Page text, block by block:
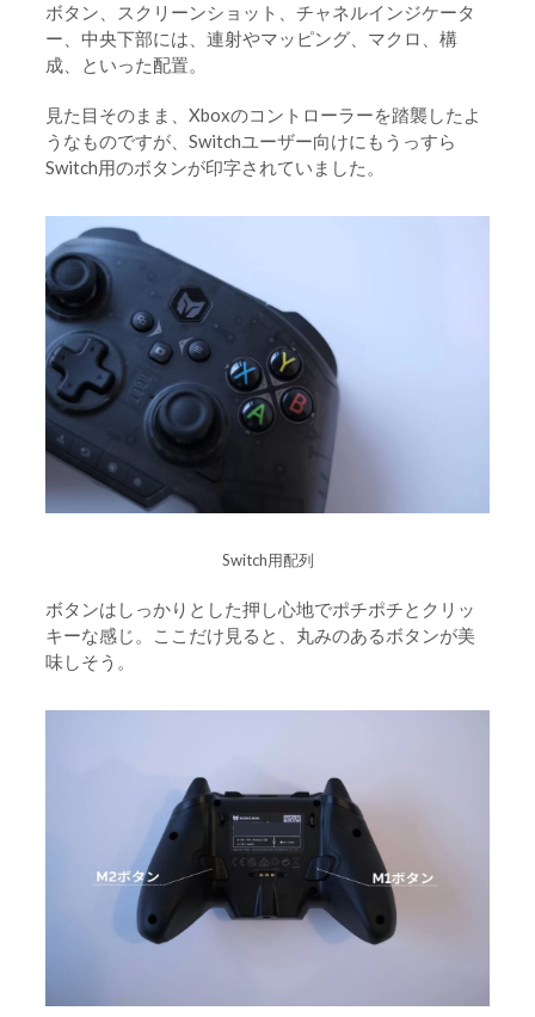
ボタン、スクリーンショット、チャネルインジケータ
ー、中央下部には、連射やマッピング、マクロ、構
成、といった配置。
見た目そのまま、Xboxのコントローラーを踏襲したよ
うなものですが、Switchユーザー向けにもうっすら
Switch用のボタンが印字されていました。
Switch用配列
ボタンはしっかりとした押し心地でポチポチとクリッ
キーな感じ。ここだけ見ると、丸みのあるボタンが美
味しそう。